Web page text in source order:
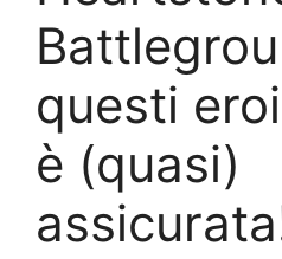
questi
è (quasi)